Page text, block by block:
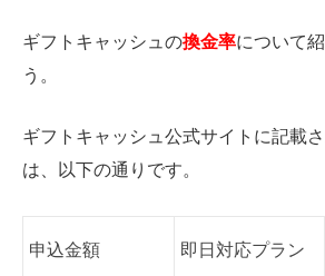
ギフトキャッシュの換金率について
う。
ギフトキャッシュ公式サイトに記載
は、以下の通りです。
申込金額 即日対応プラン